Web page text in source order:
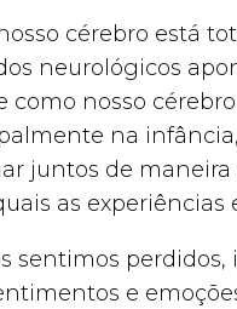
cérebro está
neurológicos
nosso
na
juntos de
as experiências
sentimos
e